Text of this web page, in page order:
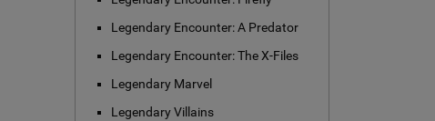
Legendary Encounter: A Predator
Legendary Encounter: The X-Files
Legendary Marvel
Legendary Villains